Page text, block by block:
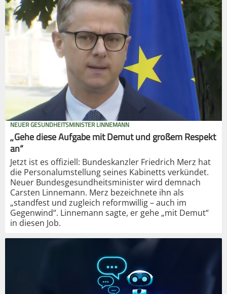
NEUER GESUNDHEITSMINISTER LINNEMANN
„Gehe diese Aufgabe mit Demut und großem Respekt
an“
Jetzt ist es offiziell: Bundeskanzler Friedrich Merz hat
die Personalumstellung seines Kabinetts verkündet.
Neuer Bundesgesundheitsminister wird demnach
Carsten Linnemann. Merz bezeichnete ihn als
„standfest und zugleich reformwillig – auch im
Gegenwind“. Linnemann sagte, er gehe „mit Demut“
in diesen Job.